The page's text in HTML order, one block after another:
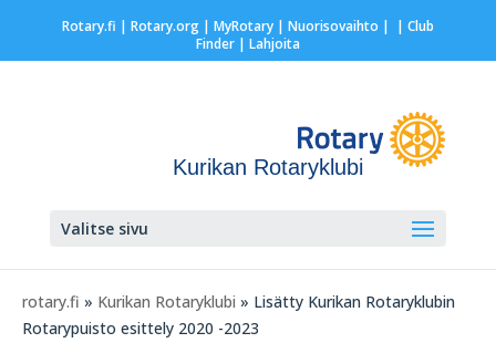
Rotary.fi | Rotary.org| MyRotary | Nuorisovaihto | | Club
Finder| Lahjoita
Kurikan Rotaryklubi
Valitse sivu
rotary.fi » Kurikan Rotaryklubi » Lisätty Kurikan Rotaryklubin
Rotarypuisto esittely 2020 -2023